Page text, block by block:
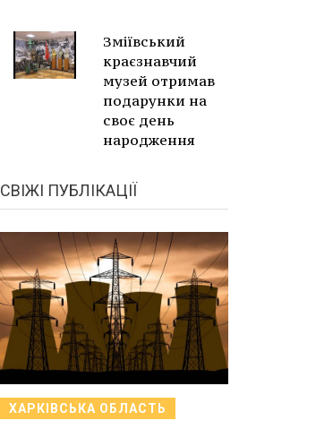
Зміївський
краєзнавчий
музей отримав
подарунки на
своє день
народження
СВІЖІ ПУБЛІКАЦІЇ
ХАРКІВСЬКА ОБЛАСТЬ